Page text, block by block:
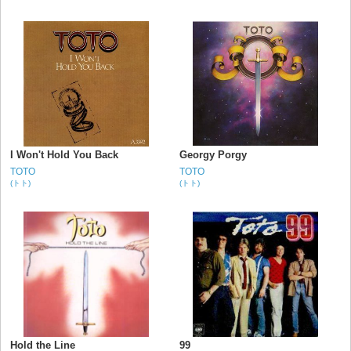
I Won't Hold You Back
TOTO
(トト)
Georgy Porgy
TOTO
(トト)
Hold the Line 99